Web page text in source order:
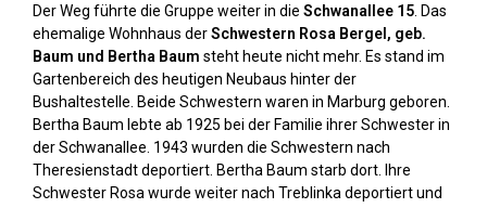
Der Weg führte die Gruppe weiter in die Schwanallee 15 . Das
ehemalige Wohnhaus derSchwestern Rosa Bergel, geb.
Baum und Bertha Baum steht heute nicht mehr. Es stand im
Gartenbereich des heutigen Neubaus hinter der
Bushaltestelle. Beide Schwestern waren in Marburg geboren.
Bertha Baum lebte ab 1925 bei der Familie ihrer Schwester in
der Schwanallee. 1943 wurden die Schwestern nach
Theresienstadt deportiert. Bertha Baum starb dort. Ihre
Schwester Rosa wurde weiter nach Treblinka deportiert und